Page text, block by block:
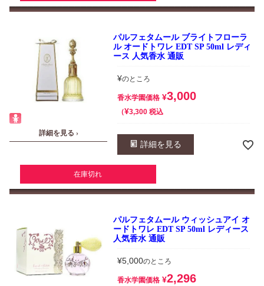
詳細を見る ›
パルフェタムール ブライトフローラ
ル オードトワレ EDT SP 50ml レディ
ース 人気香水 通販
¥のところ
香水学園価格 ¥3,000
¥3,300 税込
詳細を見る
在庫切れ
パルフェタムール ウィッシュアイ オ
ードトワレ EDT SP 50ml レディース
人気香水 通販
¥5,000のところ
香水学園価格 ¥2,296